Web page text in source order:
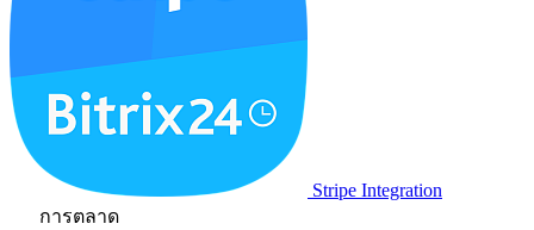
Stripe Integration
การตลาด